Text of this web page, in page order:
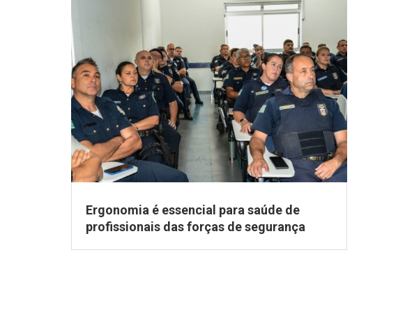
Ergonomia é essencial para saúde de
profissionais das forças de segurança